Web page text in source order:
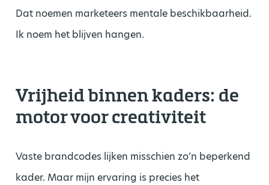
Dat noemen marketeers mentale beschikbaarheid.
Ik noem het blijven hangen.
Vrijheid binnen kaders: de
motor voor creativiteit
Vaste brandcodes lijken misschien zo’n beperkend
kader. Maar mijn ervaring is precies het